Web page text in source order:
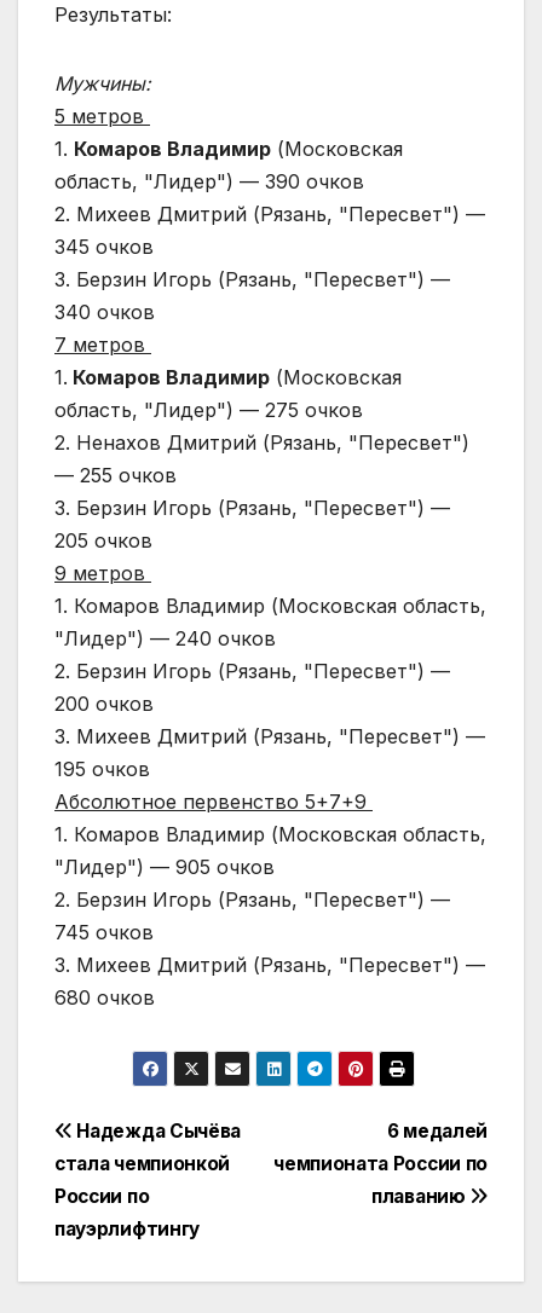
Результаты:
Мужчины:
5 метров
1. Комаров Владимир (Московская
область, "Лидер") — 390 очков
2. Михеев Дмитрий (Рязань, "Пересвет") —
345 очков
3. Берзин Игорь (Рязань, "Пересвет") —
340 очков
7 метров
1. Комаров Владимир (Московская
область, "Лидер") — 275 очков
2. Ненахов Дмитрий (Рязань, "Пересвет")
— 255 очков
3. Берзин Игорь (Рязань, "Пересвет") —
205 очков
9 метров
1. Комаров Владимир (Московская область,
"Лидер") — 240 очков
2. Берзин Игорь (Рязань, "Пересвет") —
200 очков
3. Михеев Дмитрий (Рязань, "Пересвет") —
195 очков
Абсолютное первенство 5+7+9
1. Комаров Владимир (Московская область,
"Лидер") — 905 очков
2. Берзин Игорь (Рязань, "Пересвет") —
745 очков
3. Михеев Дмитрий (Рязань, "Пересвет") —
680 очков
Навигация
по
записям
6 медалей
чемпионата России по
плаванию
Надежда Сычёва
стала чемпионкой
России по
пауэрлифтингу